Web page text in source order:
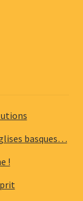
basques…
!